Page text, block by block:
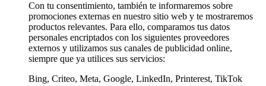
Con tu consentimiento, también te informaremos sobre
promociones externas en nuestro sitio web y te mostraremos
productos relevantes. Para ello, comparamos tus datos
personales encriptados con los siguientes proveedores
externos y utilizamos sus canales de publicidad online,
siempre que ya utilices sus servicios:
Bing, Criteo, Meta, Google, LinkedIn, Printerest, TikTok